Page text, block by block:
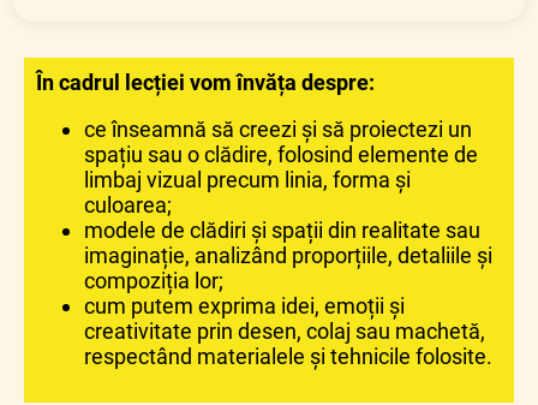
În cadrul lecției vom învăța despre:
ce înseamnă să creezi și să proiectezi un
spațiu sau o clădire, folosind elemente de
limbaj vizual precum linia, forma și
culoarea;
modele de clădiri și spații din realitate sau
imaginație, analizând proporțiile, detaliile și
compoziția lor;
cum putem exprima idei, emoții și
creativitate prin desen, colaj sau machetă,
respectând materialele și tehnicile folosite.